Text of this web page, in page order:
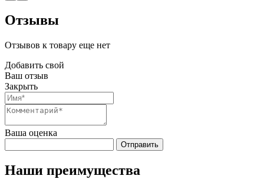
Отзывы
Отзывов к товару еще нет
Добавить свой
Ваш отзыв
Закрыть
Ваша оценка
Отправить
Наши преимущества